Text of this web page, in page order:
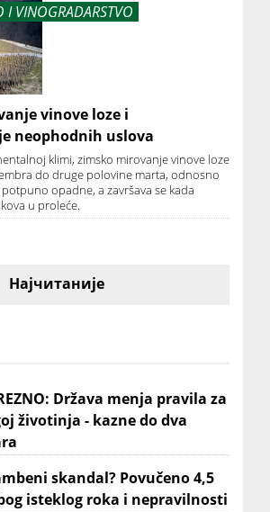
I VINOGRADARSTVO
vinove loze i
neophodnih uslova
klimi, zimsko mirovanje vinove loze
do druge polovine marta, odnosno
opadne, a završava se kada
u proleće.
Најчитаније
Država menja pravila za
životinja - kazne do dva
skandal? Povučeno 4,5
isteklog roka i nepravilnosti